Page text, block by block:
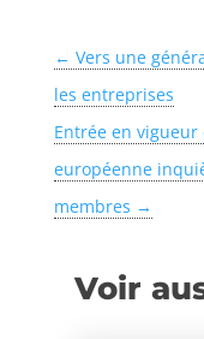
← Vers une
les entreprises
Entrée en vigueur
européenne
membres →
Voir